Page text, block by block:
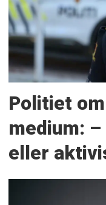
Politiet
medium:
eller